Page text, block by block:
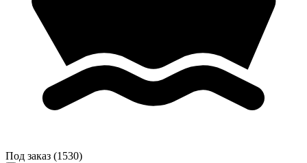
Под заказ (1530)